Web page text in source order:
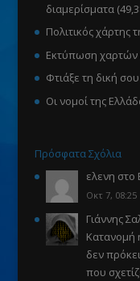
διαμερίσματα
Πολιτικός χάρτης
Εκτύπωση χαρτών
Φτιάξε τη δική
Οι νομοί της
Πρόσφατα Σχόλια
ελενη στο
Οκτ 7, 08:25
Γιάννης
Κατανομή
δεν
που